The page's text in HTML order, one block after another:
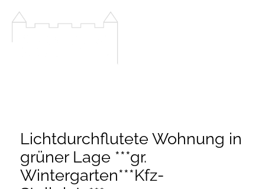
Inhalt
Lichtdurchflutete Wohnung in
grüner Lage ***gr.
Wintergarten***Kfz-